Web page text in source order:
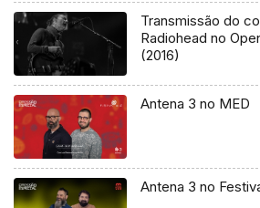
Transmissão do
Radiohead no
(2016)
Antena 3 no MED
Antena 3 no